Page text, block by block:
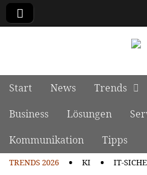
Main menu
Skip to content
Start News Trends
Business
Lösungen
Kommunikation
Tipps
TRENDS 2026 KI
IT-